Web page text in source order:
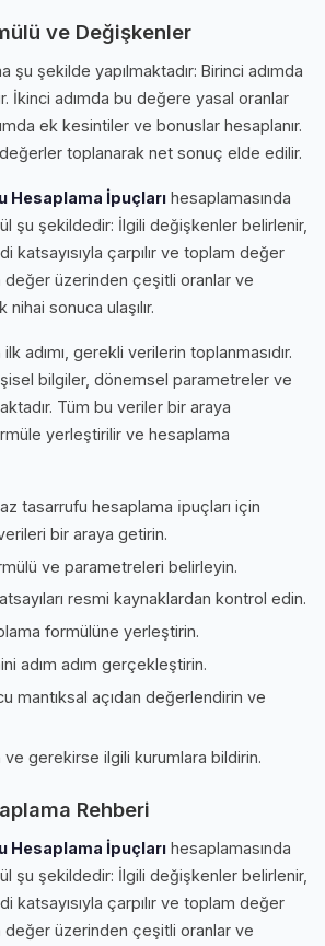
ve Değişkenler
şu şekilde yapılmaktadır: Birinci adımda
İkinci adımda bu değere yasal oranlar
ek kesintiler ve bonuslar hesaplanır.
toplanarak net sonuç elde edilir.
Hesaplama İpuçları hesaplamasında
şu şekildedir: İlgili değişkenler belirlenir,
katsayısıyla çarpılır ve toplam değer
değer üzerinden çeşitli oranlar ve
sonuca ulaşılır.
adımı, gerekli verilerin toplanmasıdır.
bilgiler, dönemsel parametreler ve
Tüm bu veriler bir araya
yerleştirilir ve hesaplama
tasarrufu hesaplama i̇puçları için
bir araya getirin.
ve parametreleri belirleyin.
resmi kaynaklardan kontrol edin.
formülüne yerleştirin.
adım adım gerçekleştirin.
mantıksal açıdan değerlendirin ve
gerekirse ilgili kurumlara bildirin.
Rehberi
Hesaplama İpuçları hesaplamasında
şu şekildedir: İlgili değişkenler belirlenir,
katsayısıyla çarpılır ve toplam değer
değer üzerinden çeşitli oranlar ve